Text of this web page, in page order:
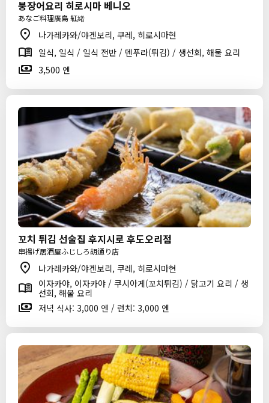
붕장어요리 히로시마 베니오
あなご料理廣島 紅緒
나가레카와/야겐보리, 쿠레, 히로시마현
일식, 일식 / 일식 전반 / 덴푸라(튀김) / 생선회, 해물 요리
3,500 엔
꼬치 튀김 선술집 후지시로 후도오리점
串揚げ居酒屋ふじしろ胡通り店
나가레카와/야겐보리, 쿠레, 히로시마현
이자카야, 이자카야 / 쿠시아게(꼬치튀김) / 닭고기 요리 / 생
선회, 해물 요리
저녁 식사: 3,000 엔 / 런치: 3,000 엔